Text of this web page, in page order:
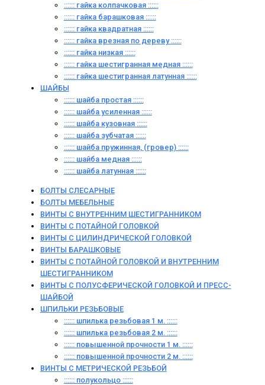
:::::: гайка колпачковая ::::::
:::::: гайка барашковая ::::::
:::::: гайка квадратная ::::::
:::::: гайка врезная по дереву ::::::
:::::: гайка низкая ::::::
:::::: гайка шестигранная медная ::::::
:::::: гайка шестигранная латунная ::::::
ШАЙБЫ
:::::: шайба простая ::::::
:::::: шайба усиленная ::::::
:::::: шайба кузовная ::::::
:::::: шайба зубчатая ::::::
:::::: шайба пружинная, (гровер) ::::::
:::::: шайба медная ::::::
:::::: шайба латунная ::::::
БОЛТЫ СЛЕСАРНЫЕ
БОЛТЫ МЕБЕЛЬНЫЕ
ВИНТЫ С ВНУТРЕННИМ ШЕСТИГРАННИКОМ
ВИНТЫ С ПОТАЙНОЙ ГОЛОВКОЙ
ВИНТЫ С ЦИЛИНДРИЧЕСКОЙ ГОЛОВКОЙ
ВИНТЫ БАРАШКОВЫЕ
ВИНТЫ С ПОТАЙНОЙ ГОЛОВКОЙ И ВНУТРЕННИМ
ШЕСТИГРАННИКОМ
ВИНТЫ С ПОЛУСФЕРИЧЕСКОЙ ГОЛОВКОЙ И ПРЕСС-
ШАЙБОЙ
ШПИЛЬКИ РЕЗЬБОВЫЕ
:::::: шпилька резьбовая 1 м. ::::::
:::::: шпилька резьбовая 2 м. ::::::
:::::: повышенной прочности 1 м. ::::::
:::::: повышенной прочности 2 м. ::::::
ВИНТЫ C МЕТРИЧЕСКОЙ РЕЗЬБОЙ
:::::: полукольцо ::::::